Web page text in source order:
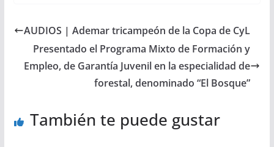
AUDIOS | Ademar tricampeón de la Copa de CyL
Presentado el Programa Mixto de Formación y
Empleo, de Garantía Juvenil en la especialidad de
forestal, denominado “El Bosque”
También te puede gustar